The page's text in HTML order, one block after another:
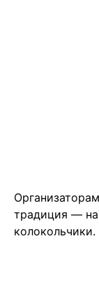
традиция — на
колокольчики.